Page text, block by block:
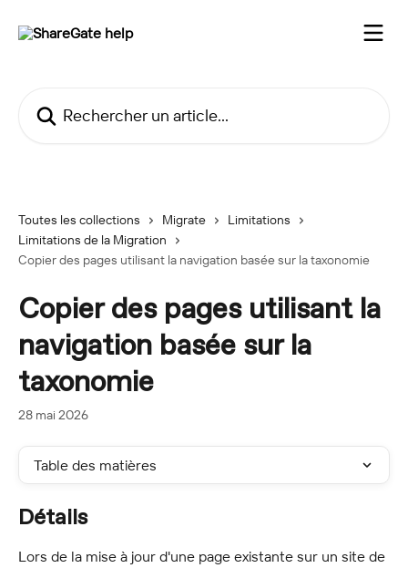
Toutes les collections Migrate
Limitations
Limitations de la Migration
Copier des pages utilisant la navigation basée sur la taxonomie
Copier des pages utilisant la
navigation basée sur la
taxonomie
28 mai 2026
Table des matières
Détails
Lors de la mise à jour d'une page existante sur un site de